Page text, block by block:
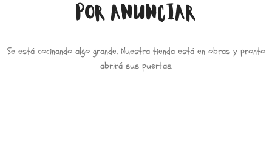
POR ANUNCIAR
Se está cocinando algo grande. Nuestra tienda está en obras y pronto
abrirá sus puertas.